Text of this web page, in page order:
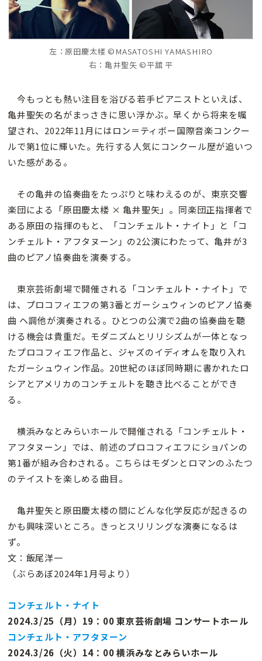
左：原田慶太楼 ©MASATOSHI YAMASHIRO
右：亀井聖矢 ©平舘 平
今もっとも熱い注目を浴びる若手ピアニストといえば、
亀井聖矢の名がまっさきに思い浮かぶ。早くから将来を嘱
望され、2022年11月にはロン＝ティボー国際音楽コンクー
ルで第1位に輝いた。先行する人気にコンクール歴が追いつ
いた感がある。
その亀井の協奏曲をたっぷりと味わえるのが、東京交響
楽団による「原田慶太楼 × 亀井聖矢」。同楽団正指揮者で
ある原田の指揮のもと、「コンチェルト・ナイト」と「コ
ンチェルト・アフタヌーン」の2公演にわたって、亀井が3
曲のピアノ協奏曲を演奏する。
東京芸術劇場で開催される「コンチェルト・ナイト」で
は、プロコフィエフの第3番とガーシュウィンのピアノ協奏
曲 ヘ調他が演奏される。ひとつの公演で2曲の協奏曲を聴
ける機会は貴重だ。モダニズムとリリシズムが一体となっ
たプロコフィエフ作品と、ジャズのイディオムを取り入れ
たガーシュウィン作品。20世紀のほぼ同時期に書かれたロ
シアとアメリカのコンチェルトを聴き比べることができ
る。
横浜みなとみらいホールで開催される「コンチェルト・
アフタヌーン」では、前述のプロコフィエフにショパンの
第1番が組み合わされる。こちらはモダンとロマンのふたつ
のテイストを楽しめる曲目。
亀井聖矢と原田慶太楼の間にどんな化学反応が起きるの
かも興味深いところ。きっとスリリングな演奏になるは
ず。
文：飯尾洋一
（ぶらあぼ2024年1月号より）
コンチェルト・ナイト
2024.3/25（月）19：00 東京芸術劇場 コンサートホール
コンチェルト・アフタヌーン
2024.3/26（火）14：00 横浜みなとみらいホール